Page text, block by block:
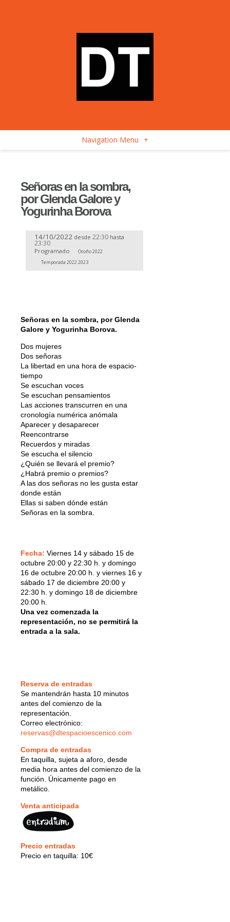
Navigation Menu +
Señoras en la sombra,
por Glenda Galore y
Yogurinha Borova
14/10/2022 desde 22:30 hasta
23:30
Programado
Otoño 2022
Temporada 2022 2023
Señoras en la sombra, por Glenda
Galore y Yogurinha Borova.
Dos mujeres
Dos señoras
La libertad en una hora de espacio-
tiempo
Se escuchan voces
Se escuchan pensamientos
Las acciones transcurren en una
cronología numérica anómala
Aparecer y desaparecer
Reencontrarse
Recuerdos y miradas
Se escucha el silencio
¿Quién se llevará el premio?
¿Habrá premio o premios?
A las dos señoras no les gusta estar
donde están
Ellas si saben dónde están
Señoras en la sombra.
Fecha: Viernes 14 y sábado 15 de
octubre 20:00 y 22:30 h. y domingo
16 de octubre 20:00 h. y viernes 16 y
sábado 17 de diciembre 20:00 y
22:30 h. y domingo 18 de diciembre
20:00 h.
Una vez comenzada la
representación, no se permitirá la
entrada a la sala.
Reserva de entradas
Se mantendrán hasta 10 minutos
antes del comienzo de la
representación.
Correo electrónico:
reservas@dtespacioescenico.com
Compra de entradas
En taquilla, sujeta a aforo, desde
media hora antes del comienzo de la
función. Únicamente pago en
metálico.
Venta anticipada
Precio entradas
Precio en taquilla: 10€